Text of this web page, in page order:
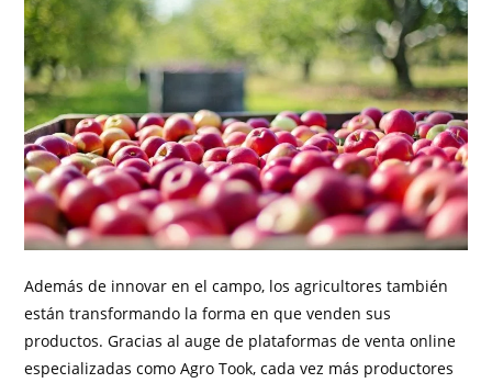
Además de innovar en el campo, los agricultores también
están transformando la forma en que venden sus
productos. Gracias al auge de plataformas de venta online
especializadas como Agro Took, cada vez más productores